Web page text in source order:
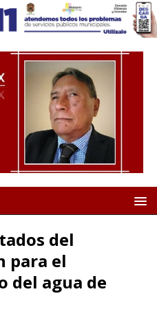
del
para el
del agua de